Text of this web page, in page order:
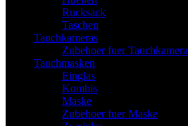
Rucksack
Taschen
Tauchkameras
Zubehoer fuer Tauchkamera
Tauchmasken
Einglas
Kombis
Maske
Zubehoer fuer Maske